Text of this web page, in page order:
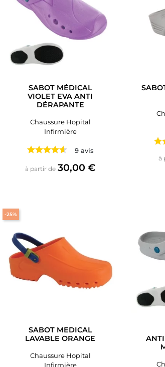
SABOT MÉDICAL
VIOLET EVA ANTI
DÉRAPANTE
Chaussure Hopital
Infirmière
9 avis
à partir de Prix
30,00 €
à
SABOT MEDICAL
LAVABLE ORANGE
Chaussure Hopital
Infirmière
-25%